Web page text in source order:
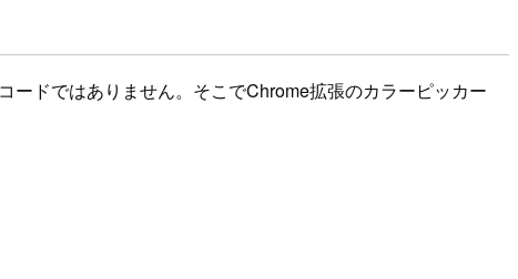
ードではありません。そこでChrome拡張のカラーピッカー